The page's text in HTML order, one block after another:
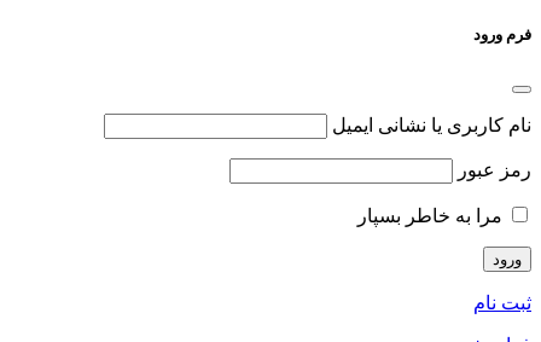
فرم ورود
نام کاربری یا نشانی ایمیل
رمز عبور
مرا به خاطر بسپار
ثبت نام